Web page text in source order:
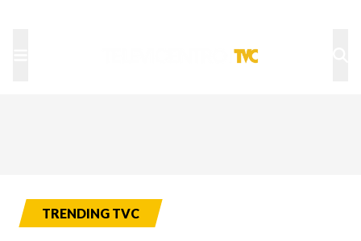
TRENDING TVC